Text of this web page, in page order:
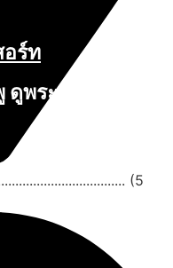
ดูพระจันทร์
(5
อร์ท